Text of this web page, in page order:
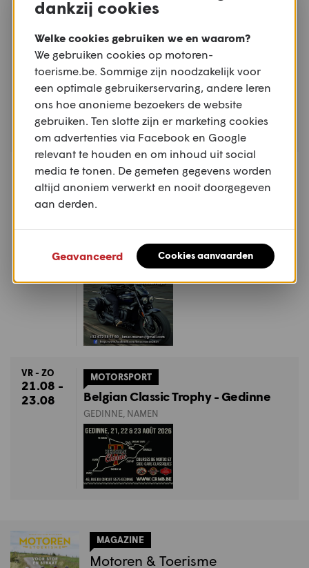
ROLLEGEM, KORTRIJK, WEST-VLAANDEREN
21.08
TOERRIT
Avondrit KMAC Menen
MENEN, WEST-VLAANDEREN
VR - ZO
21.08 -
23.08
MOTORSPORT
Belgian Classic Trophy - Gedinne
GEDINNE, NAMEN
MAGAZINE
Motoren & Toerisme
dankzij cookies
Welke cookies gebruiken we en waarom?
We gebruiken cookies op motoren-
toerisme.be. Sommige zijn noodzakelijk voor
een optimale gebruikerservaring, andere leren
ons hoe anonieme bezoekers de website
gebruiken. Ten slotte zijn er marketing cookies
om advertenties via Facebook en Google
relevant te houden en om inhoud uit social
media te tonen. De gemeten gegevens worden
altijd anoniem verwerkt en nooit doorgegeven
aan derden.
Geavanceerd Cookies aanvaarden